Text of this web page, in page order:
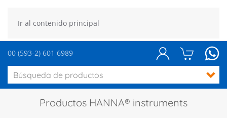
Ir al contenido principal
00 (593-2) 601 6989
Productos HANNA® instruments